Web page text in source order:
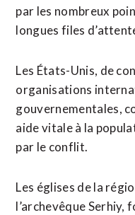
par les nombreux
longues files
Les États-Unis, de
organisations
gouvernementales,
aide vitale à la
par le conflit.
Les églises de la
l’archevêque Serhiy,